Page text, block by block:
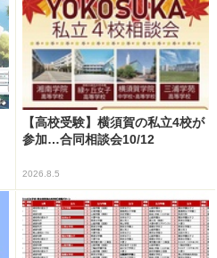
【高校受験】横須賀の私立4校が
参加…合同相談会10/12
2026.8.5